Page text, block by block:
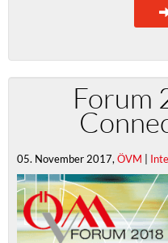
Forum
05. November 2017, ÖVM |